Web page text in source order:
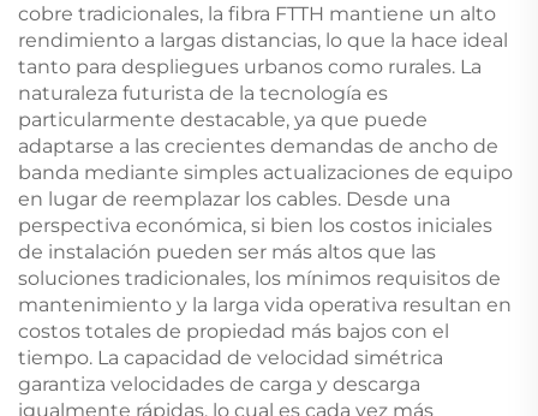
cobre tradicionales, la fibra FTTH mantiene un alto
rendimiento a largas distancias, lo que la hace ideal
tanto para despliegues urbanos como rurales. La
naturaleza futurista de la tecnología es
particularmente destacable, ya que puede
adaptarse a las crecientes demandas de ancho de
banda mediante simples actualizaciones de equipo
en lugar de reemplazar los cables. Desde una
perspectiva económica, si bien los costos iniciales
de instalación pueden ser más altos que las
soluciones tradicionales, los mínimos requisitos de
mantenimiento y la larga vida operativa resultan en
costos totales de propiedad más bajos con el
tiempo. La capacidad de velocidad simétrica
garantiza velocidades de carga y descarga
igualmente rápidas, lo cual es cada vez más